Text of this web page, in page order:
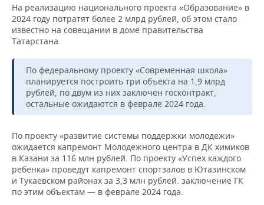
ВУЗЫ ТАТАРСТАНА
КОМУ ПРИНАДЛЕЖАТ
ТОРГОВЫЕ ЦЕНТРЫ
БАНКИ
БЮДЖЕТ
АГРОПРОМ
МАШИНОСТРОЕНИЕ
НЕФТЕХИМИЯ
НЕФТЬ
ЭНЕРГЕТИКА
НОВОСТИ НЕДВИЖИМОСТИ
АВТО
НОВОСТИ АВТО
БИЗНЕС
РОЗНИЧНАЯ ТОРГОВЛЯ
ТРАНСПОРТ
УСЛУГИ
ТЕХНОЛОГИИ
НОВОСТИ ТЕХНОЛОГИЙ
IT
МЕДИА
ТЕЛЕКОММУНИКАЦИИ
МЕРОПРИЯТИЯ
НОВОСТИ МЕРОПРИЯТИЙ
ВЫЕЗДНАЯ РЕДАКЦИЯ
БИЗНЕС-БРАНЧИ
ONLINE-КОНФЕРЕНЦИИ
СПОРТ
НОВОСТИ СПОРТА
ФУТБОЛ
ХОККЕЙ
ОБЩЕСТВО
НОВОСТИ ОБЩЕСТВА
ВЛАСТЬ
ФОТОГАЛЕРЕЯ
На реализацию национального проекта «Образование» в
2024 году потратят более 2 млрд рублей, об этом стало
известно на совещании в доме правительства
Татарстана.
По федеральному проекту «Современная школа»
планируется построить три объекта на 1,9 млрд
рублей, по двум из них заключен госконтракт,
остальные ожидаются в феврале 2024 года.
По проекту «развитие системы поддержки молодежи»
ожидается капремонт Молодежного центра в ДК химиков
в Казани за 116 млн рублей. По проекту «Успех каждого
ребенка» проведут капремонт спортзалов в Ютазинском
и Тукаевском районах за 3,3 млн рублей. заключение ГК
по этим объектам — в феврале 2024 года.